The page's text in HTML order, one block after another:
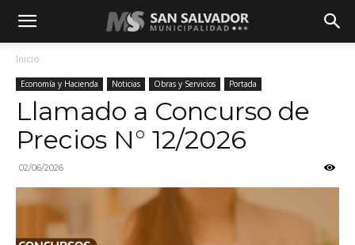
Inicio
Economía y Hacienda Noticias Obras y Servicios Portada
Llamado a Concurso de
Precios N° 12/2026
02/06/2026